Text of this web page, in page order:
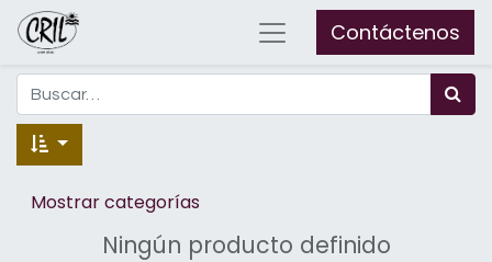
Contáctenos
Mostrar categorías
Ningún producto definido